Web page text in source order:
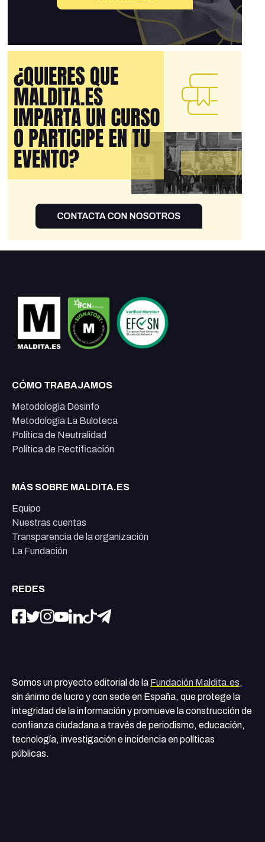
CÓMO TRABAJAMOS
Metodología Desinfo
Metodología La Buloteca
Política de Neutralidad
Política de Rectificación
MÁS SOBRE MALDITA.ES
Equipo
Nuestras cuentas
Transparencia de la organización
La Fundación
REDES
Somos un proyecto editorial de la Fundación Maldita.es,
sin ánimo de lucro y con sede en España, que protege la
integridad de la información y promueve la construcción de
confianza ciudadana a través de periodismo, educación,
tecnología, investigación e incidencia en políticas
públicas.